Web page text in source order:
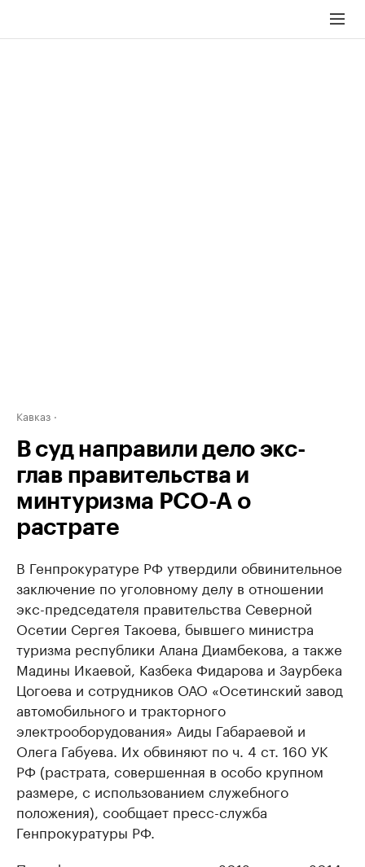
Кавказ
В суд направили дело экс-
глав правительства и
минтуризма РСО-А о
растрате
В Генпрокуратуре РФ утвердили обвинительное
заключение по уголовному делу в отношении
экс-председателя правительства Северной
Осетии Сергея Такоева, бывшего министра
туризма республики Алана Диамбекова, а также
Мадины Икаевой, Казбека Фидарова и Заурбека
Цогоева и сотрудников ОАО «Осетинский завод
автомобильного и тракторного
электрооборудования» Аиды Габараевой и
Олега Габуева. Их обвиняют по ч. 4 ст. 160 УК
РФ (растрата, совершенная в особо крупном
размере, с использованием служебного
положения), сообщает пресс-служба
Генпрокуратуры РФ.